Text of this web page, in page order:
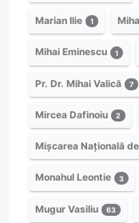
Marian Ilie 1
Mihai Eminescu 1
Pr. Dr. Mihai Valică 7
Mircea Dafinoiu 2
Mișcarea Națională
Monahul Leontie 3
Mugur Vasiliu 63